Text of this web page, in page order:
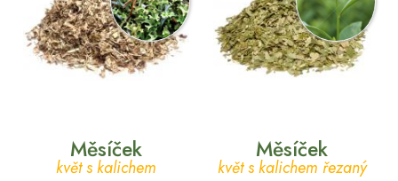
Měsíček
květ s kalichem
Měsíček
květ s kalichem řezaný